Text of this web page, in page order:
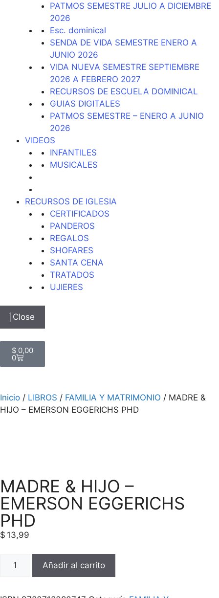
PATMOS SEMESTRE JULIO A DICIEMBRE
2026
Esc. dominical
SENDA DE VIDA SEMESTRE ENERO A
JUNIO 2026
VIDA NUEVA SEMESTRE SEPTIEMBRE
2026 A FEBRERO 2027
RECURSOS DE ESCUELA DOMINICAL
GUIAS DIGITALES
PATMOS SEMESTRE – ENERO A JUNIO
2026
VIDEOS
INFANTILES
MUSICALES
RECURSOS DE IGLESIA
CERTIFICADOS
PANDEROS
REGALOS
SHOFARES
SANTA CENA
TRATADOS
UJIERES
Close
$ 0,00
0
Inicio / LIBROS / FAMILIA Y MATRIMONIO / MADRE &
HIJO – EMERSON EGGERICHS PHD
MADRE & HIJO –
EMERSON EGGERICHS
PHD
$ 13,99
Añadir al carrito